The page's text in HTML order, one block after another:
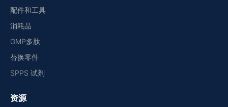
配件和工具
消耗品
GMP多肽
替换零件
SPPS 试剂
资源